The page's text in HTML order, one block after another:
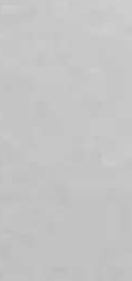
en el área.
El rebote
y
volvió al
dos que